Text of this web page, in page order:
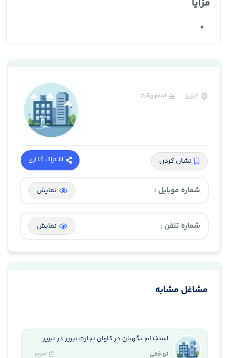
مزایا
تبریز تمام وقت
نشان کردن اشتراک گذاری
شماره موبایل : نمایش
شماره تلفن : نمایش
مشاغل مشابه
استخدام نگهبان در کاوان تجارت تبریز در تبریز
توافقی تبریز